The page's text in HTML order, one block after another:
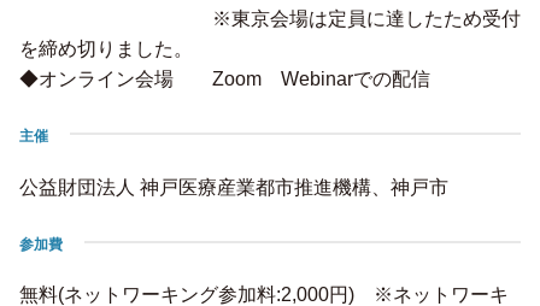
※東京会場は定員に達したため受付
を締め切りました。
◆オンライン会場 Zoom Webinarでの配信
主催
公益財団法人 神戸医療産業都市推進機構、神戸市
参加費
無料(ネットワーキング参加料:2,000円) ※ネットワーキ